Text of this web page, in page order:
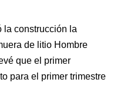
la construcción la
de litio Hombre
que el primer
para el primer trimestre